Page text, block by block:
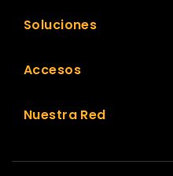
Soluciones
Accesos
Nuestra Red